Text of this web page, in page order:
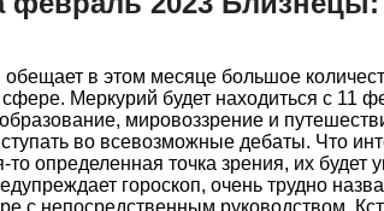
обещает в этом месяце большое
сфере. Меркурий будет находиться с 11
мировоззрение и
во всевозможные дебаты. Что
то определенная точка зрения, их будет
гороскоп, очень трудно
с непосредственным руководством.